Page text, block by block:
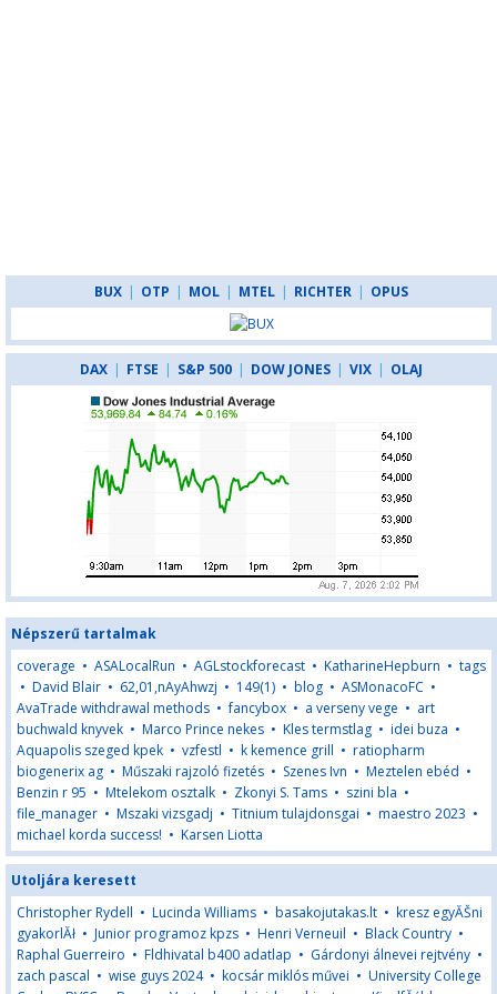
BUX | OTP | MOL | MTEL | RICHTER | OPUS
DAX | FTSE | S&P 500 | DOW JONES | VIX | OLAJ
Népszerű tartalmak
coverage • ASALocalRun • AGLstockforecast • KatharineHepburn • tags
• David Blair • 62,01,nAyAhwzj • 149(1) • blog • ASMonacoFC •
AvaTrade withdrawal methods •fancybox • a verseny vege • art
buchwald knyvek • Marco Prince nekes • Kles termstlag • idei buza •
Aquapolis szeged kpek • vzfestl • k kemence grill • ratiopharm
biogenerix ag • Műszaki rajzoló fizetés • Szenes Ivn • Meztelen ebéd •
Benzin r 95 • Mtelekom osztalk • Zkonyi S. Tams • szini bla •
file_manager • Mszaki vizsgadj • Titnium tulajdonsgai • maestro 2023 •
michael korda success! • Karsen Liotta
Utoljára keresett
Christopher Rydell • Lucinda Williams • basakojutakas.lt • kresz egyĂŠni
gyakorlĂł • Junior programoz kpzs • Henri Verneuil • Black Country •
Raphal Guerreiro • Fldhivatal b400 adatlap • Gárdonyi álnevei rejtvény •
zach pascal • wise guys 2024• kocsár miklós művei • University College